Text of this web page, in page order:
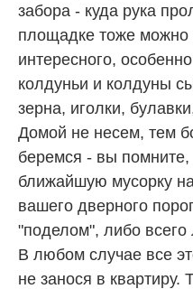
забора - куда рука
площадке тоже можно
интересного,
колдуньи и колдуны
зерна, иголки,
Домой не несем, тем
беремся - вы
ближайшую мусорку
вашего дверного
"поделом", либо
В любом случае все
не занося в квартиру.